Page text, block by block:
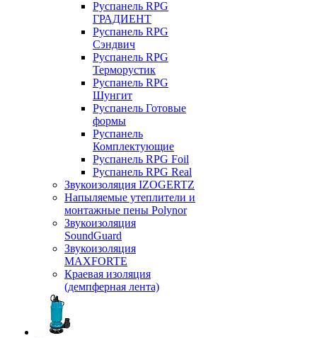
Руспанель RPG
ГРАДИЕНТ
Руспанель RPG
Сэндвич
Руспанель RPG
Терморустик
Руспанель RPG
Шунгит
Руспанель Готовые
формы
Руспанель
Комплектующие
Руспанель RPG Foil
Руспанель RPG Real
Звукоизоляция IZOGERTZ
Напыляемые утеплители и
монтажные пены Polynor
Звукоизоляция
SoundGuard
Звукоизоляция
MAXFORTE
Краевая изоляция
(демпферная лента)